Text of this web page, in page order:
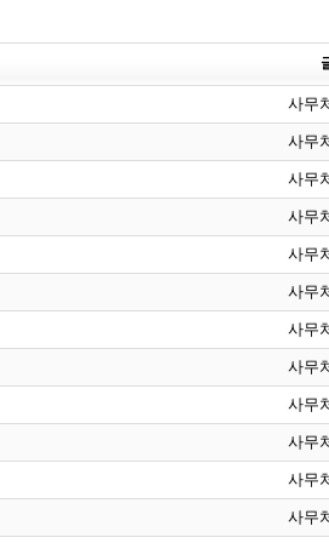
사무
사무
사무
사무
사무
사무
사무
사무
사무
사무
사무
사무